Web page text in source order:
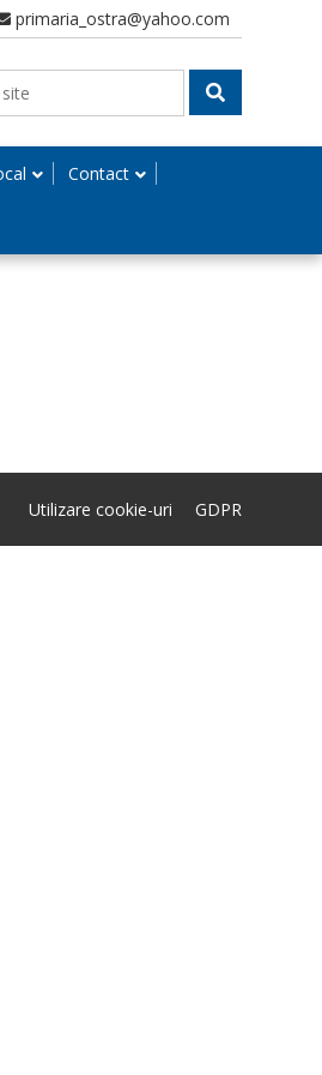
primaria_ostra@yahoo.com
Contact
Utilizare cookie-uri GDPR